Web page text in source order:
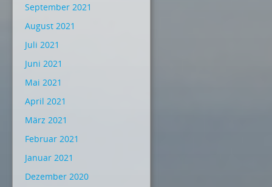
September 2021
August 2021
Juli 2021
Juni 2021
Mai 2021
April 2021
März 2021
Februar 2021
Januar 2021
Dezember 2020